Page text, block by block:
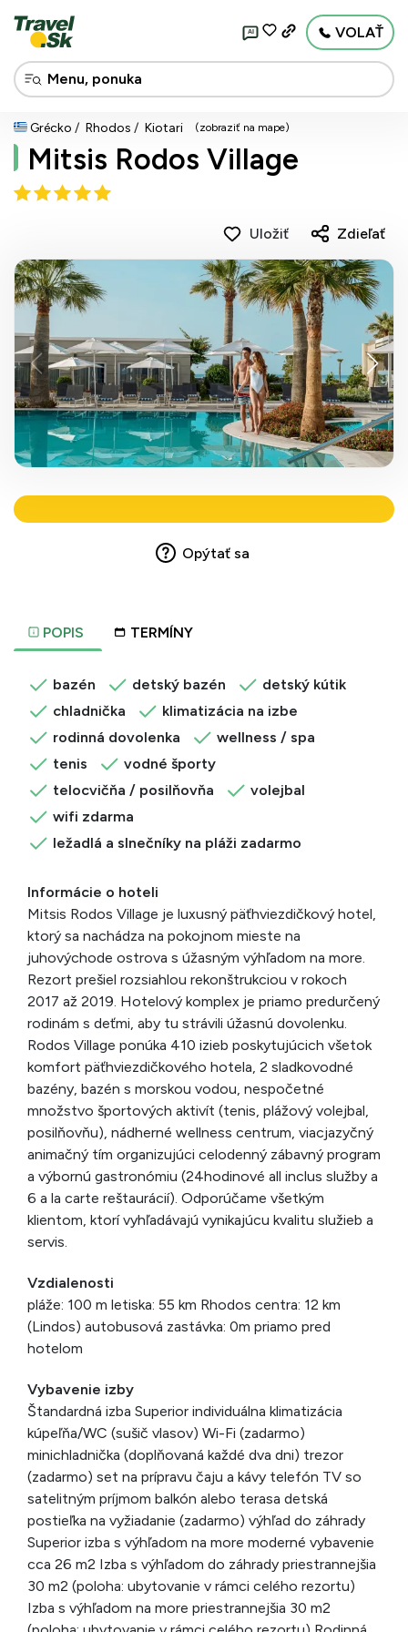
AI VOLAŤ
Grécko Rhodos Kiotari (zobraziť na mape)
Mitsis Rodos Village
Uložiť Zdieľať
POPIS TERMÍNY
bazén detský bazén
detský kútik
chladnička
klimatizácia na izbe
rodinná dovolenka
wellness / spa
tenis
vodné športy
telocvičňa / posilňovňa
volejbal
wifi zdarma
ležadlá a slnečníky na pláži zadarmo
Informácie o hoteli
Mitsis Rodos Village je luxusný päťhviezdičkový hotel,
ktorý sa nachádza na pokojnom mieste na
juhovýchode ostrova s úžasným výhľadom na more.
Rezort prešiel rozsiahlou rekonštrukciou v rokoch
2017 až 2019. Hotelový komplex je priamo predurčený
rodinám s deťmi, aby tu strávili úžasnú dovolenku.
Rodos Village ponúka 410 izieb poskytujúcich všetok
komfort päťhviezdičkového hotela, 2 sladkovodné
bazény, bazén s morskou vodou, nespočetné
množstvo športových aktivít (tenis, plážový volejbal,
posilňovňu), nádherné wellness centrum, viacjazyčný
animačný tím organizujúci celodenný zábavný program
a výbornú gastronómiu (24hodinové all inclus služby a
6 a la carte reštaurácií). Odporúčame všetkým
klientom, ktorí vyhľadávajú vynikajúcu kvalitu služieb a
servis.
Vzdialenosti
pláže: 100 m letiska: 55 km Rhodos centra: 12 km
(Lindos) autobusová zastávka: 0m priamo pred
hotelom
Vybavenie izby
Štandardná izba Superior individuálna klimatizácia
kúpeľňa/WC (sušič vlasov) Wi-Fi (zadarmo)
minichladnička (doplňovaná každé dva dni) trezor
(zadarmo) set na prípravu čaju a kávy telefón TV so
satelitným príjmom balkón alebo terasa detská
postieľka na vyžiadanie (zadarmo) výhľad do záhrady
Superior izba s výhľadom na more moderné vybavenie
cca 26 m2 Izba s výhľadom do záhrady priestrannejšia
30 m2 (poloha: ubytovanie v rámci celého rezortu)
Izba s výhľadom na more priestrannejšia 30 m2
Opýtať sa